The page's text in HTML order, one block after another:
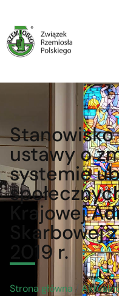
ustawy o
systemie
Krajowej
Skarbowej
2019 r.
Strona główna /